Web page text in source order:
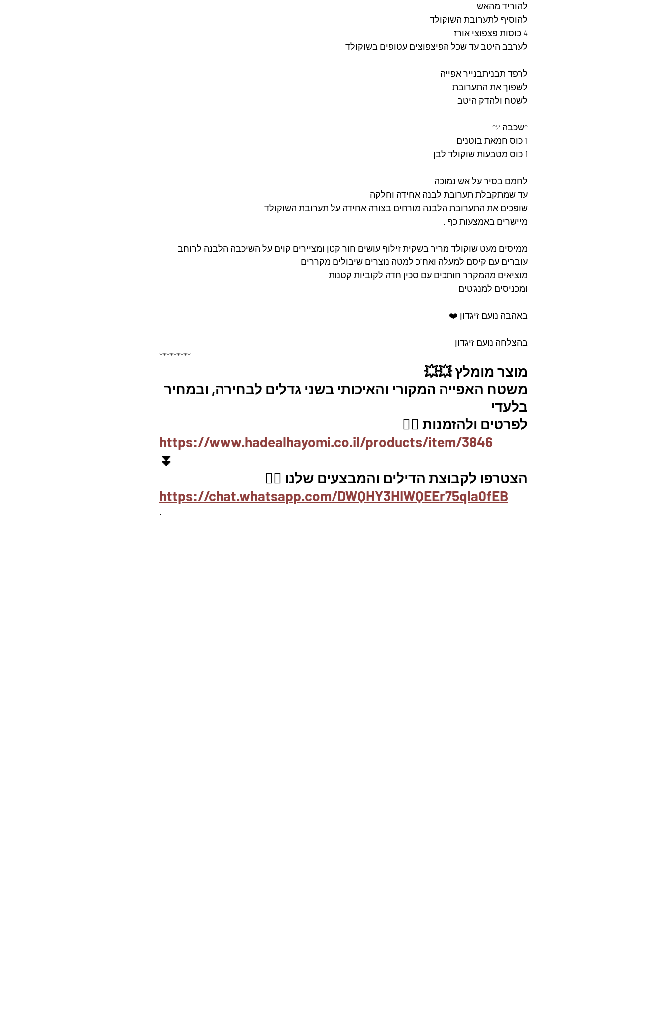
להוריד מהאש
להוסיף לתערובת השוקולד
4 כוסות פצפוצי אורז
לערבב היטב עד שכל הפיצפוצים עטופים בשוקולד
לרפד תבניתבנייר אפייה
לשפוך את התערובת
לשטח ולהדק היטב
*שכבה 2*
1 כוס חמאת בוטנים
1 כוס מטבעות שוקולד לבן
לחמם בסיר על אש נמוכה
עד שמתקבלת תערובת לבנה אחידה וחלקה
שופכים את התערובת הלבנה מורחים בצורה אחידה על תערובת השוקולד
מיישרים באמצעות כף .
ממיסים מעט שוקולד מריר בשקית זילוף עושים חור קטן ומציירים קוים על השיכבה הלבנה לרוחב
עוברים עם קיסם למעלה ואח"כ למטה נוצרים שיבולים מקררים
מוציאים מהמקרר חותכים עם סכין חדה לקוביות קטנות
ומכניסים למנג'טים
באהבה נועם זיגדון ❤️
בהצלחה נועם זיגדון
*********
מוצר מומלץ 💥💥
משטח האפייה המקורי והאיכותי בשני גדלים לבחירה, ובמחיר
בלעדי
לפרטים ולהזמנות 👇🏼
https://www.hadealhayomi.co.il/products/item/3846
⏬
הצטרפו לקבוצת הדילים והמבצעים שלנו 👇🏽
https://chat.whatsapp.com/DWQHY3HIWQEEr75qla0fEB
.